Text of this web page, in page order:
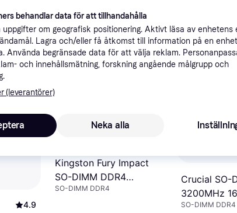
IMPACT DDR4
3200MHZ 32GB
(KF432S20IBK2 /
32)
SO-DIMM DDR4
3 143 kr3 179 kr
Från 1 083 kr/mån
9+ butiker
838 kr
9 butiker
4.9
Kingston Fury Impact
SO-DIMM DDR4
3200MHz 8GB
SO-DIMM DDR4
Crucial SO-
3200MHz
SO-DIMM DDR4
behandlar data för att tillhandahålla
om geografisk positionering. Aktivt läsa av enhetens
Lagra och/eller få åtkomst till information på en
Använda begränsade data för att välja reklam.
och innehållsmätning, forskning angående målgrupp och
(leverantörer)
Neka alla